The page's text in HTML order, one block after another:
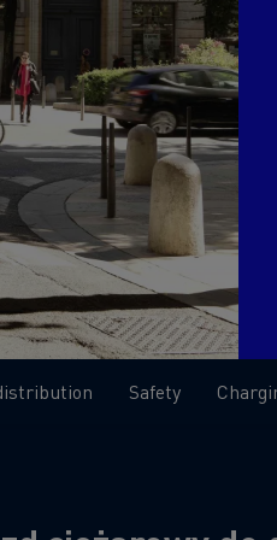
pojazd komunalny
pojazdy dostawcze
jest droga?
ciężarówek?
przy przejściu na
pojazdów
na środowisko?
ciężarówkami
Safety